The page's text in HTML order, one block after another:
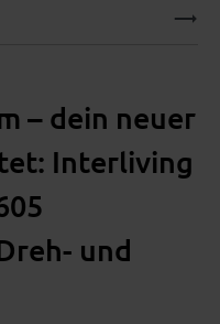
– dein neuer
Interliving
und